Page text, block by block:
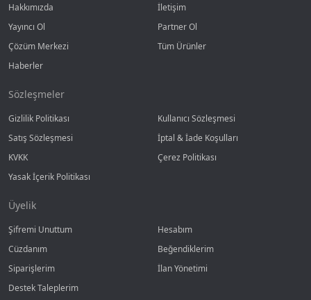
Hakkımızda
İletişim
Yayıncı Ol
Partner Ol
Çözüm Merkezi
Tüm Ürünler
Haberler
Sözleşmeler
Gizlilik Politikası
Kullanıcı Sözleşmesi
Satış Sözleşmesi
İptal & İade Koşulları
KVKK
Çerez Politikası
Yasak İçerik Politikası
Üyelik
Şifremi Unuttum
Hesabım
Cüzdanım
Beğendiklerim
Siparişlerim
İlan Yönetimi
Destek Taleplerim